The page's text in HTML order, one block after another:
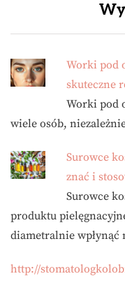
Worki pod
skuteczne
Worki pod
wiele osób,
Surowce
znać i
Surowce
produktu
diametralnie wpłynąć
http://